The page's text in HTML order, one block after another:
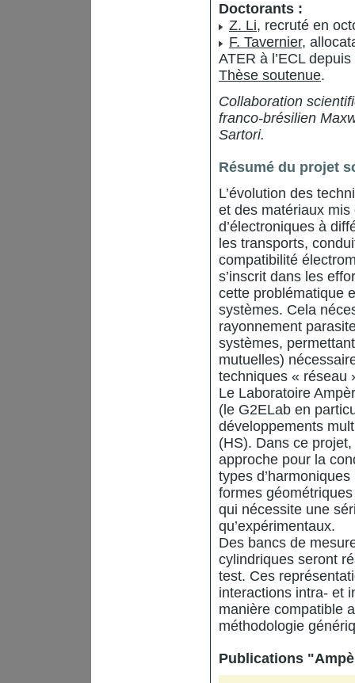
Doctorants :
Z. Li, recruté en
F. Tavernier,
ATER à l’ECL
Thèse soutenue.
Collaboration
franco-brésilien
Sartori.
Résumé du projet
L’évolution des
et des matériaux
d’électroniques à
les transports,
compatibilité
s’inscrit dans les
cette problématique
systèmes. Cela
rayonnement
systèmes,
mutuelles)
techniques « réseau
Le Laboratoire
(le G2ELab en
développements
(HS). Dans ce
approche pour la
types
formes
qui nécessite une
qu’expérimentaux.
Des bancs de
cylindriques seront
test. Ces
interactions intra- et
manière compatible
méthodologie
Publications